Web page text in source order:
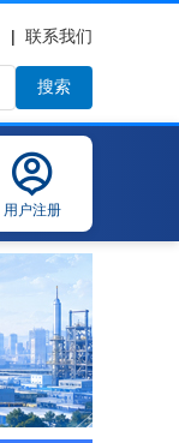
| 联系我们
搜索
用户注册